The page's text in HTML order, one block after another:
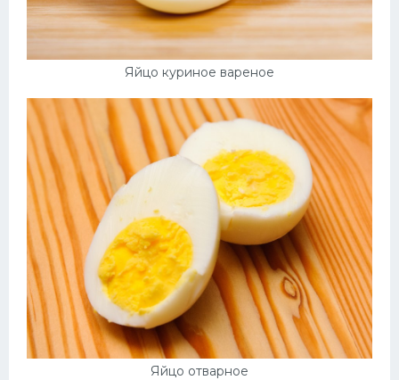
Яйцо куриное вареное
Яйцо отварное